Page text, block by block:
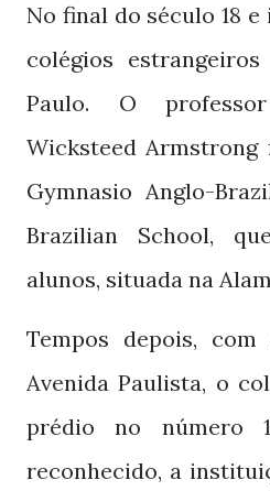
No final do século18 e
colégios
Paulo. O
Wicksteed Armstrong
Gymnasio Anglo-
Brazilian School,
alunos, situada na
Tempos depois,
Avenida Paulista, o
prédio no número
reconhecido, a